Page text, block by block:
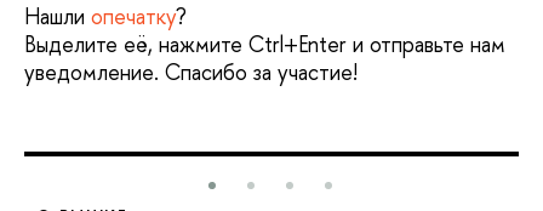
Нашли опечатку?
Выделите её, нажмите Ctrl+Enter и отправьте нам
уведомление. Спасибо за участие!